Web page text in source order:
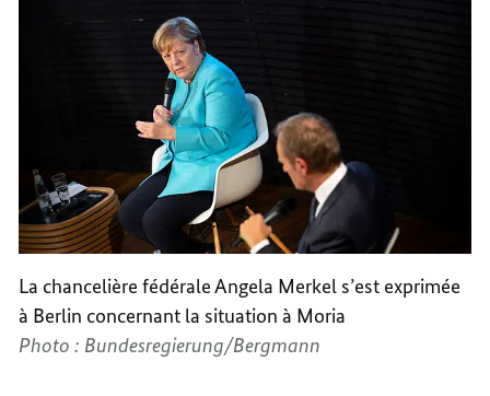
La chancelière fédérale Angela Merkel s’est exprimée
à Berlin concernant la situation à Moria
Photo : Bundesregierung/Bergmann